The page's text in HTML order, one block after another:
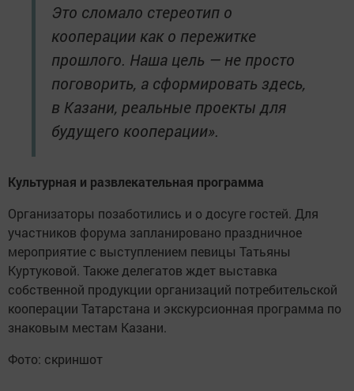
Это сломало стереотип о
кооперации как о пережитке
прошлого. Наша цель — не просто
поговорить, а сформировать здесь,
в Казани, реальные проекты для
будущего кооперации».
Культурная и развлекательная программа
Организаторы позаботились и о досуге гостей. Для
участников форума запланировано праздничное
мероприятие с выступлением певицы Татьяны
Куртуковой. Также делегатов ждет выставка
собственной продукции организаций потребительской
кооперации Татарстана и экскурсионная программа по
знаковым местам Казани.
Фото: скриншот